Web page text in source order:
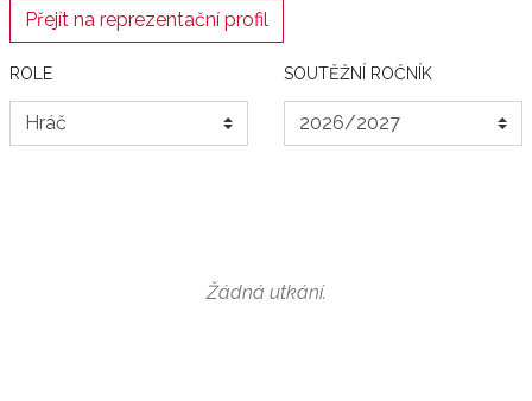
Přejít na reprezentační profil
ROLE SOUTĚŽNÍ ROČNÍK
Žádná utkání.